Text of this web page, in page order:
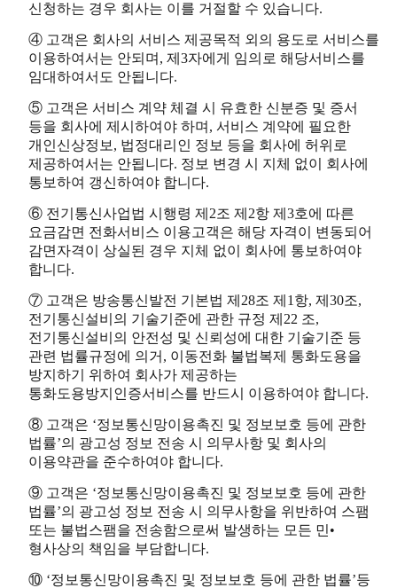
신청하는 경우 회사는 이를 거절할 수 있습니다.
④ 고객은 회사의 서비스 제공목적 외의 용도로 서비스를
이용하여서는 안되며, 제3자에게 임의로 해당서비스를
임대하여서도 안됩니다.
⑤ 고객은 서비스 계약 체결 시 유효한 신분증 및 증서
등을 회사에 제시하여야 하며, 서비스 계약에 필요한
개인신상정보, 법정대리인 정보 등을 회사에 허위로
제공하여서는 안됩니다. 정보 변경 시 지체 없이 회사에
통보하여 갱신하여야 합니다.
⑥ 전기통신사업법 시행령 제2조 제2항 제3호에 따른
요금감면 전화서비스 이용고객은 해당 자격이 변동되어
감면자격이 상실된 경우 지체 없이 회사에 통보하여야
합니다.
⑦ 고객은 방송통신발전 기본법 제28조 제1항, 제30조,
전기통신설비의 기술기준에 관한 규정 제22 조,
전기통신설비의 안전성 및 신뢰성에 대한 기술기준 등
관련 법률규정에 의거, 이동전화 불법복제 통화도용을
방지하기 위하여 회사가 제공하는
통화도용방지인증서비스를 반드시 이용하여야 합니다.
⑧ 고객은 ‘정보통신망이용촉진 및 정보보호 등에 관한
법률’의 광고성 정보 전송 시 의무사항 및 회사의
이용약관을 준수하여야 합니다.
⑨ 고객은 ‘정보통신망이용촉진 및 정보보호 등에 관한
법률’의 광고성 정보 전송 시 의무사항을 위반하여 스팸
또는 불법스팸을 전송함으로써 발생하는 모든 민•
형사상의 책임을 부담합니다.
⑩ ‘정보통신망이용촉진 및 정보보호 등에 관한 법률’등